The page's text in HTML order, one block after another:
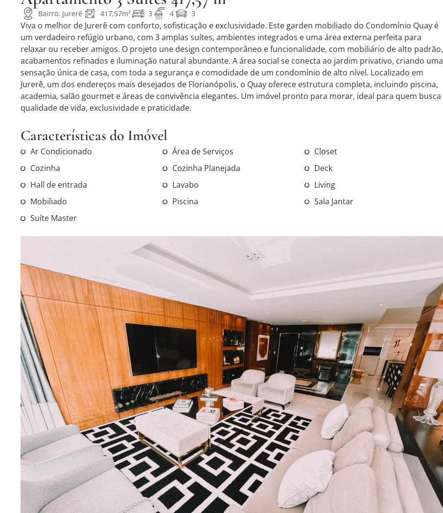
Bairro: Jurerê 417,57m² 3 4 3
Viva o melhor de Jurerê com conforto, sofisticação e exclusividade. Este garden mobiliado do Condomínio Quay é
um verdadeiro refúgio urbano, com 3 amplas suítes, ambientes integrados e uma área externa perfeita para
relaxar ou receber amigos. O projeto une design contemporâneo e funcionalidade, com mobiliário de alto padrão,
acabamentos refinados e iluminação natural abundante. A área social se conecta ao jardim privativo, criando uma
sensação única de casa, com toda a segurança e comodidade de um condomínio de alto nível. Localizado em
Jurerê, um dos endereços mais desejados de Florianópolis, o Quay oferece estrutura completa, incluindo piscina,
academia, salão gourmet e áreas de convivência elegantes. Um imóvel pronto para morar, ideal para quem busca
qualidade de vida, exclusividade e praticidade.
Características do Imóvel
Ar Condicionado Área de Serviços
Closet
Cozinha
Cozinha Planejada
Deck
Hall de entrada
Lavabo
Living
Mobiliado
Piscina
Sala Jantar
Suíte Master